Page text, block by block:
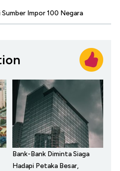
Impor 100 Negara
Bank-Bank Diminta Siaga
Hadapi Petaka Besar,